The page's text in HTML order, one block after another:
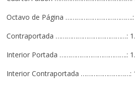
Octavo de Página ……………………………….:
Contraportada …………………………………:
Interior Portada ……………………………….:
Interior Contraportada ………………………: